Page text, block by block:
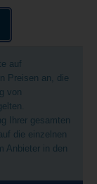
auf
Preisen an, die
von
Ihrer gesamten
die einzelnen
Anbieter in den